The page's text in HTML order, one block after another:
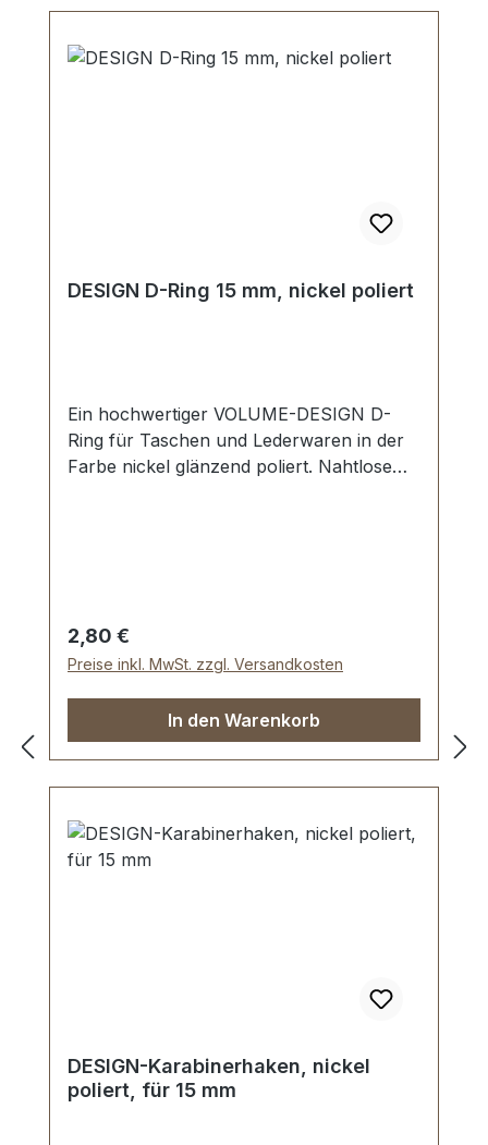
DESIGN D-Ring 15 mm, nickel poliert
Ein hochwertiger VOLUME-DESIGN D-
Ring für Taschen und Lederwaren in der
Farbe nickel glänzend poliert. Nahtlose
D-Ring
Regulärer Preis:
2,80 €
Preise inkl. MwSt. zzgl. Versandkosten
In den Warenkorb
DESIGN-Karabinerhaken, nickel
poliert, für 15 mm